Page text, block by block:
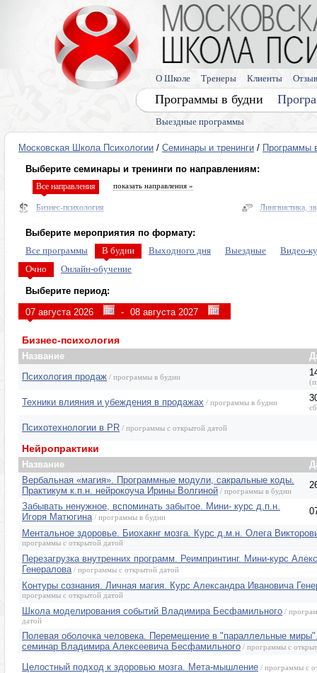
Выездные программы
Программы в будни
О Школе Тренеры Клиенты
Московская Школа Психологии / Семинары и тренинги / Программы
Выберите семинары и тренинги по направлениям:
Все направления показать направления »
Бизнес-психология
Диагностика и прогнозирование
Психо и энерго практики общения и переговоров
Управление мышлением
Персональные пси-возможности
Гипноз, интуиция, сны
Лингвистика,
Выберите мероприятия по формату:
Все программы
В будни Выходного дня Выездные
Видео-
Очно
Онлайн-обучение
Выберите период:
-
Бизнес-психология
Название
Психология продаж / программы в будни
Техники влияния и убеждения в продажах / программы в будни
Психотехнологии в PR / программы с открытой датой
Нейропрактики
Название
Вербальная «магия». Программные модули, сакральные коды.
Практикум к.п.н. нейрокоуча Ирины Волгиной / программы в будни
Забывать ненужное, вспоминать забытое. Мини- курс д.п.н.
Игоря Матюгина / программы в будни
Ментальное здоровье. Биохакнг мозга. Курс д.м.н. Олега
программы с открытой датой
Перезагрузка внутренних программ. Реимпринтинг. Мини-курс
Генералова / программы с открытой датой
Контуры сознания. Личная магия. Курс Александра Ивановича
программы с открытой датой
Школа моделирования событий Владимира Бесфамильного /
датой
Полевая оболочка человека. Перемещение в "параллельные
семинар Владимира Алексеевича Бесфамильного / программы с
Целостный подход к здоровью мозга. Мета-мышление / программы с